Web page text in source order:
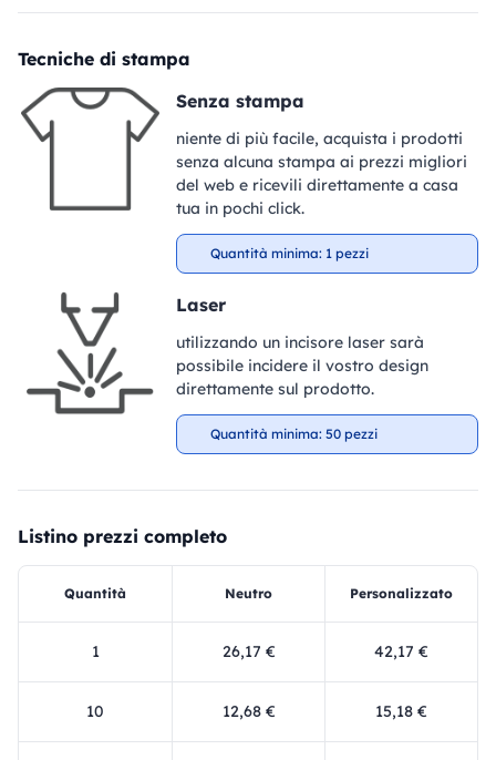
Tecniche di stampa
Senza stampa
niente di più facile, acquista i prodotti
senza alcuna stampa ai prezzi migliori
del web e ricevili direttamente a casa
tua in pochi click.
Quantità minima: 1 pezzi
Laser
utilizzando un incisore laser sarà
possibile incidere il vostro design
direttamente sul prodotto.
Quantità minima: 50 pezzi
Listino prezzi completo
Quantità Neutro Personalizzato
1 26,17 € 42,17 €
10 12,68 € 15,18 €